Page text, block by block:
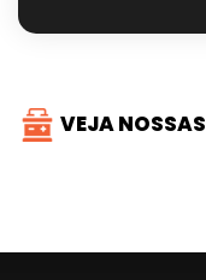
VEJA NOSSAS